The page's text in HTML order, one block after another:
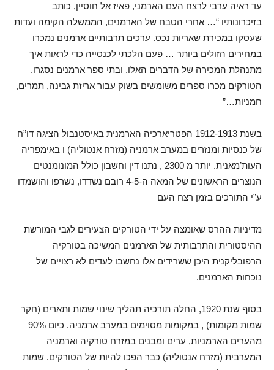
עד ראיה ערבי לרצח העם הארמני, פאיז אל חוסיין, כותב
בזיכרונותיו “… אחרי הטבח של הארמנים, הממשלה הקימה ועדות
שעסקו במכירת שאריות נכס. ערכים תרבותיים ארמנים נמכרו
במחירים הזולים ביותר … פעם הלכתי לכנסייה כדי לראות איך
מתנהלת המכירה של הדברים האלו. ובתי ספר ארמנים נסגרו.
הטורקים מכרו ספרים משומשים בשוק עבור אריזת גבינה, תמרים,
חמניות…”
בשנת 1912-1913 הפטריארכיה הארמנית באיסטנבול הציגה דו”ח
של כנסיות ומנזרים במערב ארמניה (מזרח אנטוליה) ו באימפריה
העות’מאנית. יותר מ 2300 , נתנו דין וחשבון כולל המונומנטים
הנוצרים הראשונים של המאה ה-4-5 רובם נשדדו, נשרפו והושמדו
ע”י התורכים בזמן רצח העם
מדיניות ההרס שאומצה על ידי הטורקים הצעירים לגבי המורשת
ההיסטורית והתרבותית של הארמנים המשיכה בטורקיה
הרפובליקנית היכן ששרידים אלו נחשבו לעדים לא רצויים של
נוכחות הארמנים.
בסוף שנת 1920, החלה תורכיה תהליך שינוי שמות ותארים (חקר
שמות מקומות) , במקומות מסוימים במערב ארמניה. כיום 90%
מהערים הארמניות, ערים ומבנים במזרח טורקיה וארמניה
המערבית (מזרח אנטוליה) כבר הפכו להיות של הטורקים. שמות